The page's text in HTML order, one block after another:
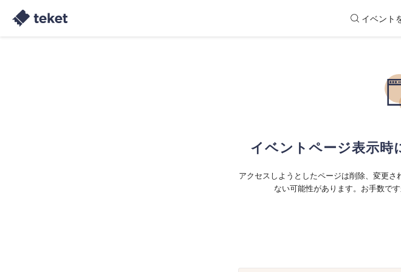
イベント
イベントページ表示時
アクセスしようとしたページは削除、変更
ない可能性があります。お手数で